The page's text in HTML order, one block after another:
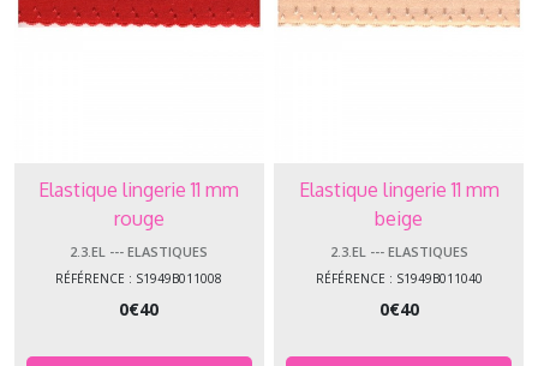
Elastique lingerie 11 mm
rouge
2.3.EL --- ELASTIQUES
RÉFÉRENCE : S1949B011008
0€40
Elastique lingerie 11 mm
beige
2.3.EL --- ELASTIQUES
RÉFÉRENCE : S1949B011040
0€40